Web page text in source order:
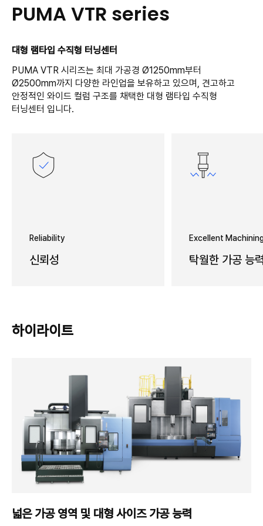
PUMA VTR series
대형 램타입 수직형 터닝센터
PUMA VTR 시리즈는 최대 가공경 Ø1250mm부터
Ø2500mm까지 다양한 라인업을 보유하고 있으며, 견고하고
안정적인 와이드 컬럼 구조를 채택한 대형 램타입 수직형
터닝센터 입니다.
Reliability
신뢰성
Excellent
탁월한 가공 능
하이라이트
넓은 가공 영역 및 대형 사이즈 가공 능력